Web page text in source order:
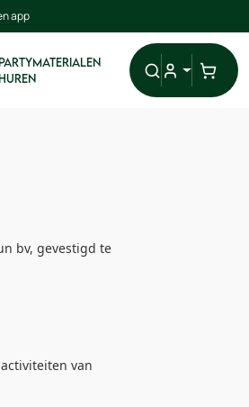
app
PARTYMATERIALEN
HUREN
bv, gevestigd te
van